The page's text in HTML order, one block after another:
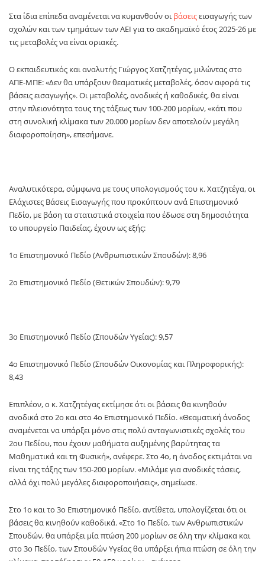
Στα ίδια επίπεδα αναμένεται να κυμανθούν οι βάσειςεισαγωγής των
σχολών και των τμημάτων των ΑΕΙ για το ακαδημαϊκό έτος 2025-26 με
τις μεταβολές να είναι οριακές.
Ο εκπαιδευτικός και αναλυτής Γιώργος Χατζητέγας, μιλώντας στο
ΑΠΕ-ΜΠΕ: «Δεν θα υπάρξουν θεαματικές μεταβολές, όσον αφορά τις
βάσεις εισαγωγής». Οι μεταβολές, ανοδικές ή καθοδικές, θα είναι
στην πλειονότητα τους της τάξεως των 100-200 μορίων, «κάτι που
στη συνολική κλίμακα των 20.000 μορίων δεν αποτελούν μεγάλη
διαφοροποίηση», επεσήμανε.
Αναλυτικότερα, σύμφωνα με τους υπολογισμούς του κ. Χατζητέγα, οι
Ελάχιστες Βάσεις Εισαγωγής που προκύπτουν ανά Επιστημονικό
Πεδίο, με βάση τα στατιστικά στοιχεία που έδωσε στη δημοσιότητα
το υπουργείο Παιδείας, έχουν ως εξής:
1ο Επιστημονικό Πεδίο (Ανθρωπιστικών Σπουδών): 8,96
2ο Επιστημονικό Πεδίο (Θετικών Σπουδών): 9,79
3ο Επιστημονικό Πεδίο (Σπουδών Υγείας): 9,57
4ο Επιστημονικό Πεδίο (Σπουδών Οικονομίας και Πληροφορικής):
8,43
Επιπλέον, ο κ. Χατζητέγας εκτίμησε ότι οι βάσεις θα κινηθούν
ανοδικά στο 2ο και στο 4ο Επιστημονικό Πεδίο. «Θεαματική άνοδος
αναμένεται να υπάρξει μόνο στις πολύ ανταγωνιστικές σχολές του
2ου Πεδίου, που έχουν μαθήματα αυξημένης βαρύτητας τα
Μαθηματικά και τη Φυσική», ανέφερε. Στο 4ο, η άνοδος εκτιμάται να
είναι της τάξης των 150-200 μορίων. «Μιλάμε για ανοδικές τάσεις,
αλλά όχι πολύ μεγάλες διαφοροποιήσεις», σημείωσε.
Στο 1ο και το 3ο Επιστημονικό Πεδίο, αντίθετα, υπολογίζεται ότι οι
βάσεις θα κινηθούν καθοδικά. «Στο 1ο Πεδίο, των Ανθρωπιστικών
Σπουδών, θα υπάρξει μία πτώση 200 μορίων σε όλη την κλίμακα και
στο 3ο Πεδίο, των Σπουδών Υγείας θα υπάρξει ήπια πτώση σε όλη την